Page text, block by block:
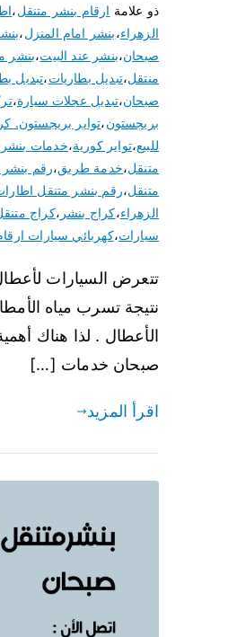
ذو علامة ارقام بنشر متنقل،
الزهراء،بنشر امام المنزل،
صبحان،بنشر عند البيت،بنشر
منتقل،تبديل بطاريات،تبديل
صبحان،تبديل عجلات سيارة،
بريجستون،تواير بريجستون.
للبيع،تواير كورية،خدمات بنشر
متنقل،خدمة طريق،رقم بنشر
متنقل،رقم بنشر متنقل
الزهراء،كراج بنشر ،كراج
سيارات،كهربائي سيارات
تتعرض السيارات
نتيجة تسرب مياه
الأعطال . لذا هناك
صبحان خدمات […]
اقرأ المزيد